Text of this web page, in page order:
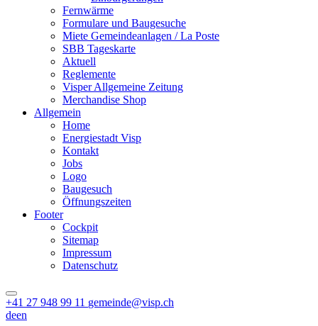
Fernwärme
Formulare und Baugesuche
Miete Gemeindeanlagen / La Poste
SBB Tageskarte
Aktuell
Reglemente
Visper Allgemeine Zeitung
Merchandise Shop
Allgemein
Home
Energiestadt Visp
Kontakt
Jobs
Logo
Baugesuch
Öffnungszeiten
Footer
Cockpit
Sitemap
Impressum
Datenschutz
+41 27 948 99 11 gemeinde@visp.ch
deen